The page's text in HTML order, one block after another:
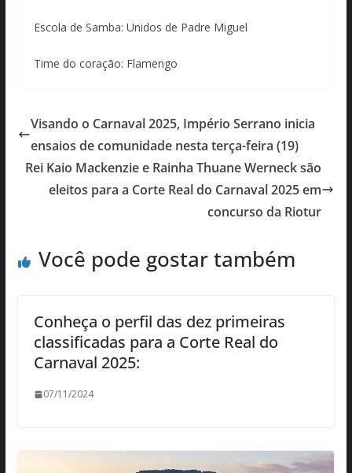
Escola de Samba: Unidos de Padre Miguel
Time do coração: Flamengo
Visando o Carnaval 2025, Império Serrano inicia
ensaios de comunidade nesta terça-feira (19)
Rei Kaio Mackenzie e Rainha Thuane Werneck são
eleitos para a Corte Real do Carnaval 2025 em
concurso da Riotur
Você pode gostar também
Conheça o perfil das dez primeiras
classificadas para a Corte Real do
Carnaval 2025:
07/11/2024